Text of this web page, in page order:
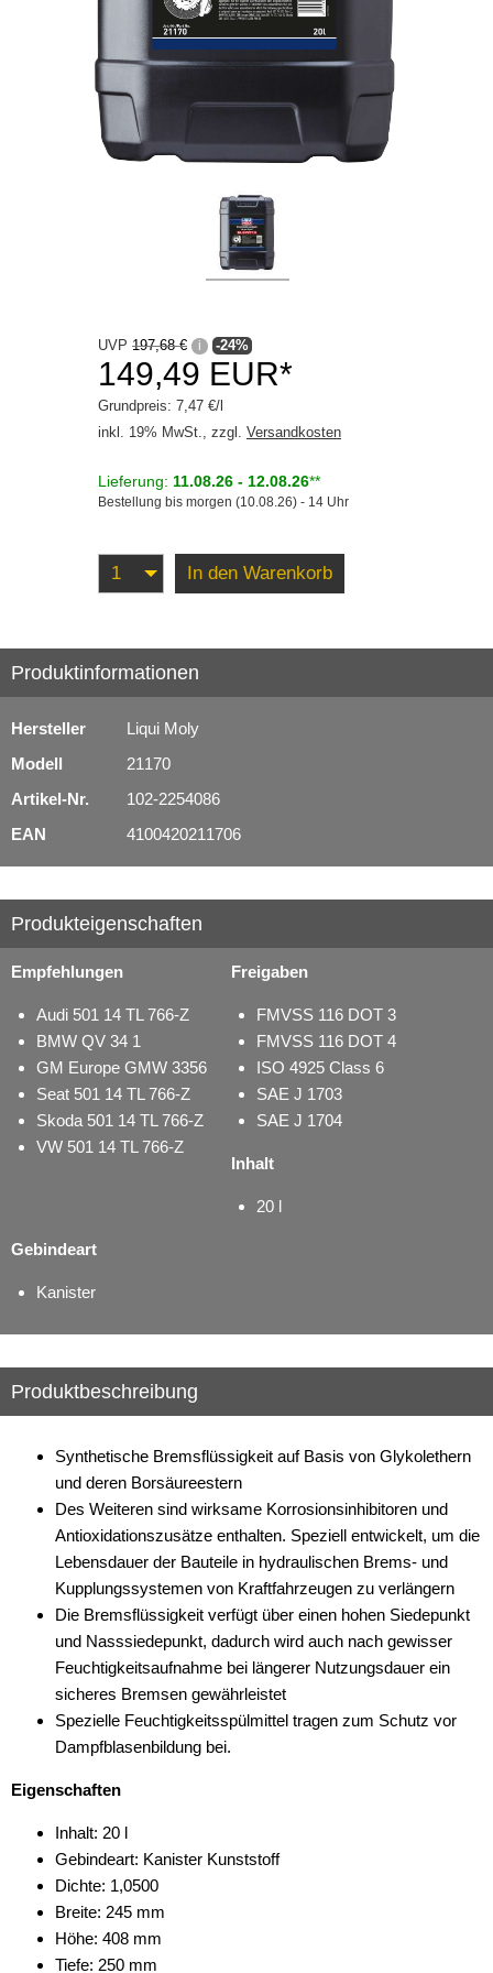
UVP 197,68 € i -24%
149,49 EUR*
Grundpreis: 7,47 €/l
inkl. 19% MwSt., zzgl. Versandkosten
Lieferung: 11.08.26 - 12.08.26**
Bestellung bis morgen (10.08.26) - 14 Uhr
In den Warenkorb
Produktinformationen
Hersteller
Liqui Moly
Modell
21170
Artikel-Nr.
102-2254086
EAN
4100420211706
Produkteigenschaften
Empfehlungen
Audi 501 14 TL 766-Z
BMW QV 34 1
GM Europe GMW 3356
Seat 501 14 TL 766-Z
Skoda 501 14 TL 766-Z
VW 501 14 TL 766-Z
Freigaben
FMVSS 116 DOT 3
FMVSS 116 DOT 4
ISO 4925 Class 6
SAE J 1703
SAE J 1704
Inhalt
20 l
Gebindeart
Kanister
Produktbeschreibung
Synthetische Bremsflüssigkeit auf Basis von Glykolethern
und deren Borsäureestern
Des Weiteren sind wirksame Korrosionsinhibitoren und
Antioxidationszusätze enthalten. Speziell entwickelt, um die
Lebensdauer der Bauteile in hydraulischen Brems- und
Kupplungssystemen von Kraftfahrzeugen zu verlängern
Die Bremsflüssigkeit verfügt über einen hohen Siedepunkt
und Nasssiedepunkt, dadurch wird auch nach gewisser
Feuchtigkeitsaufnahme bei längerer Nutzungsdauer ein
sicheres Bremsen gewährleistet
Spezielle Feuchtigkeitsspülmittel tragen zum Schutz vor
Dampfblasenbildung bei.
Eigenschaften
Inhalt: 20 l
Gebindeart: Kanister Kunststoff
Dichte: 1,0500
Breite: 245 mm
Höhe: 408 mm
Tiefe: 250 mm